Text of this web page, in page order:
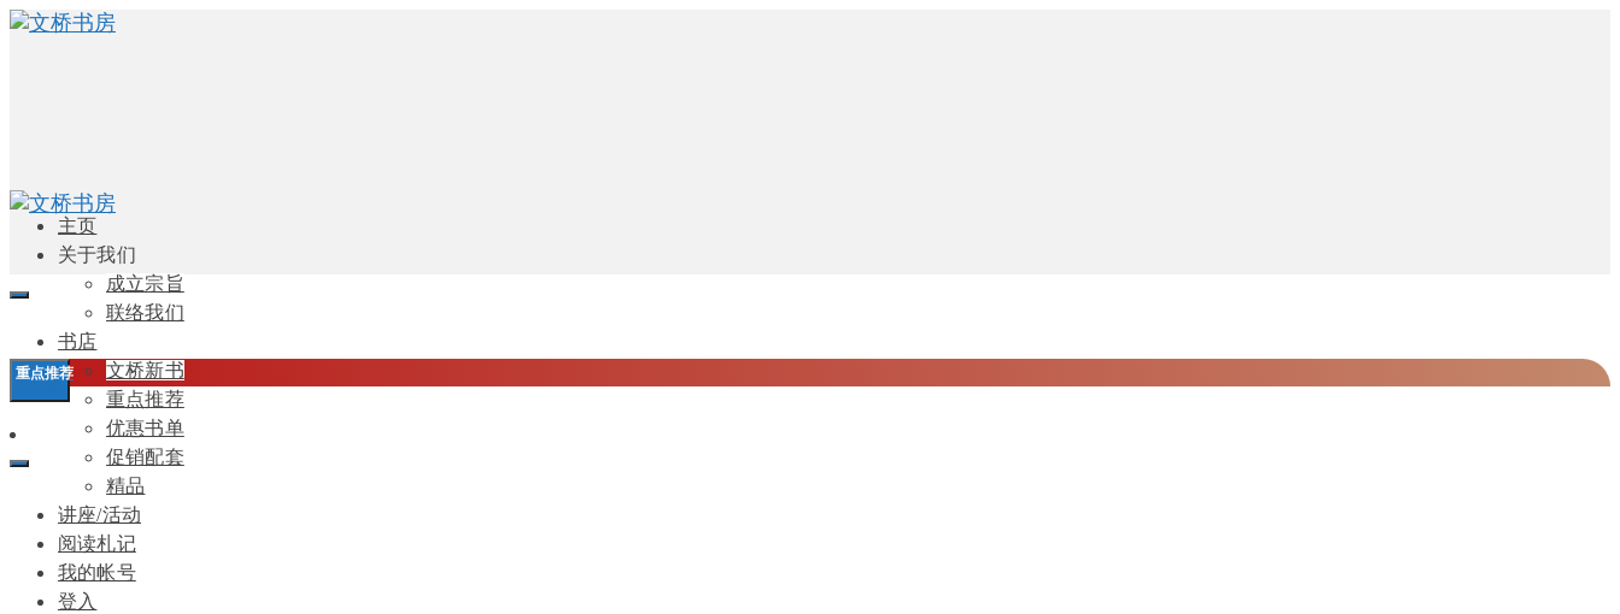
主页
关于我们
成立宗旨
联络我们
书店
文桥新书
重点推荐
优惠书单
促销配套
精品
讲座/活动
阅读札记
我的帐号
登入
0
重点推荐